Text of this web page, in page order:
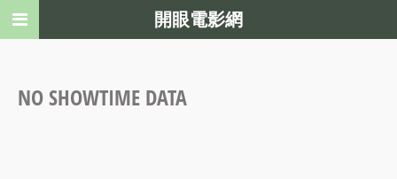
NO SHOWTIME DATA
開眼電影網